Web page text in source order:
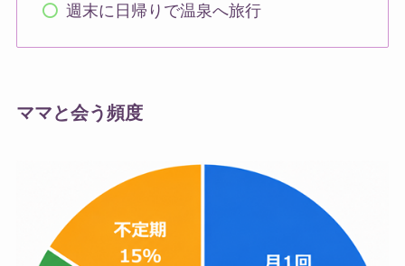
週末に日帰りで温泉へ旅行
ママと会う頻度